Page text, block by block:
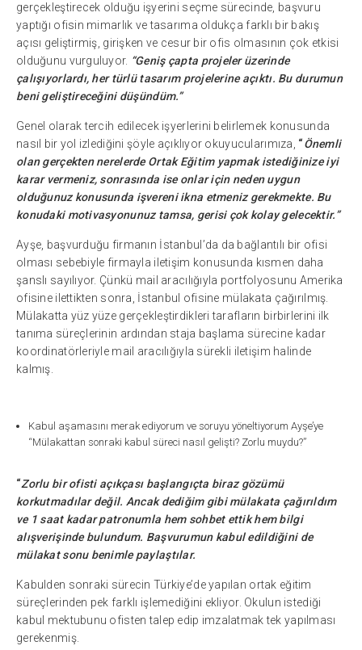
gerçekleştirecek olduğu işyerini seçme sürecinde, başvuru
yaptığı ofisin mimarlık ve tasarıma oldukça farklı bir bakış
açısı geliştirmiş, girişken ve cesur bir ofis olmasının çok etkisi
olduğunu vurguluyor. “Geniş çapta projeler üzerinde
çalışıyorlardı, her türlü tasarım projelerine açıktı. Bu durumun
beni geliştireceğini düşündüm.”
Genel olarak tercih edilecek işyerlerini belirlemek konusunda
nasıl bir yol izlediğini şöyle açıklıyor okuyucularımıza, “Önemli
olan gerçekten nerelerde Ortak Eğitim yapmak istediğinize iyi
karar vermeniz, sonrasında ise onlar için neden uygun
olduğunuz konusunda işvereni ikna etmeniz gerekmekte. Bu
konudaki motivasyonunuz tamsa, gerisi çok kolay gelecektir.”
Ayşe, başvurduğu firmanın İstanbul’da da bağlantılı bir ofisi
olması sebebiyle firmayla iletişim konusunda kısmen daha
şanslı sayılıyor. Çünkü mail aracılığıyla portfolyosunu Amerika
ofisine ilettikten sonra, İstanbul ofisine mülakata çağırılmış.
Mülakatta yüz yüze gerçekleştirdikleri tarafların birbirlerini ilk
tanıma süreçlerinin ardından staja başlama sürecine kadar
koordinatörleriyle mail aracılığıyla sürekli iletişim halinde
kalmış.
Kabul aşamasını merak ediyorum ve soruyu yöneltiyorum Ayşe’ye
“Mülakattan sonraki kabul süreci nasıl gelişti? Zorlu muydu?”
“Zorlu bir ofisti açıkçası başlangıçta biraz gözümü
korkutmadılar değil. Ancak dediğim gibi mülakata çağırıldım
ve 1 saat kadar patronumla hem sohbet ettik hem bilgi
alışverişinde bulundum. Başvurumun kabul edildiğini de
mülakat sonu benimle paylaştılar.
Kabulden sonraki sürecin Türkiye’de yapılan ortak eğitim
süreçlerinden pek farklı işlemediğini ekliyor. Okulun istediği
kabul mektubunu ofisten talep edip imzalatmak tek yapılması
gerekenmiş.